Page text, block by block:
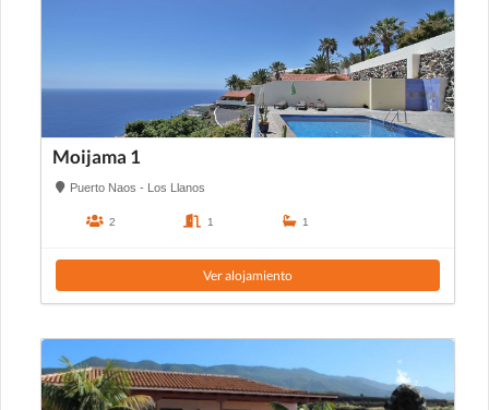
Moijama 1
Puerto Naos - Los Llanos
2 1 1
Ver alojamiento